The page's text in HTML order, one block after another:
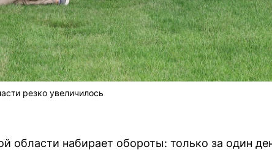
резко увеличилось
области набирает обороты: только за один